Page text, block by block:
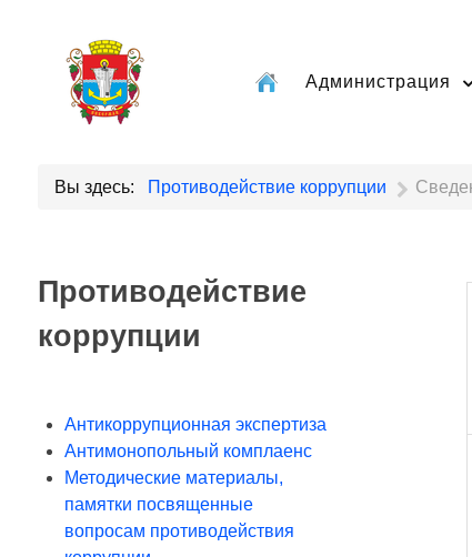
Администрация
Вы здесь: Противодействие коррупции
Противодействие
коррупции
Антикоррупционная экспертиза
Антимонопольный комплаенс
Методические материалы,
памятки посвященные
вопросам противодействия